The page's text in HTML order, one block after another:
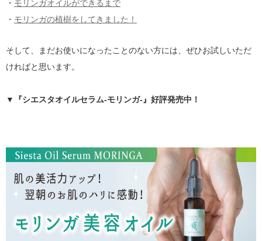
・ モリンガオイルができるまで
・ モリンガの植樹をしてきました！
そして、まだお使いになったことのない方には、ぜひお試しいただ
ければと思います。
▼『シエスタオイルセラム-モリンガ-』好評発売中！